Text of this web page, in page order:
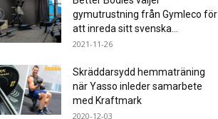
gymutrustning från Gymleco för
att inreda sitt svenska...
2021-11-26
Skräddarsydd hemmaträning
när Yasso inleder samarbete
med Kraftmark
2020-12-03